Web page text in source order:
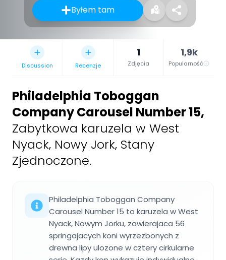
Byłem tam
Discussion Recenzje
1
Zdjęcia
1,9k
Popularność
Philadelphia Toboggan
Company Carousel Number 15,
Zabytkowa karuzela w West
Nyack, Nowy Jork, Stany
Zjednoczone.
Philadelphia Toboggan Company
Carousel Number 15 to karuzela w West
Nyack, Nowym Jorku, zawierajaca 56
springajacych koni wyrzezbonych z
drewna lipy ulozone w cztery cirkularne